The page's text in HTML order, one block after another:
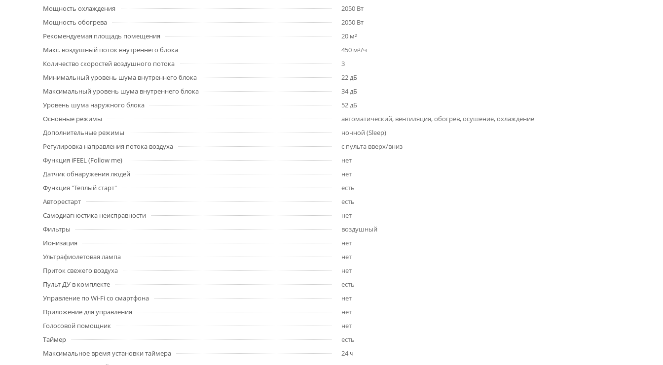
Мощность охлаждения
2050 Вт
Мощность обогрева
2050 Вт
Рекомендуемая площадь помещения
20 м²
Макс. воздушный поток внутреннего блока
450 м³/ч
Количество скоростей воздушного потока
3
Минимальный уровень шума внутреннего блока
22 дБ
Максимальный уровень шума внутреннего блока
34 дБ
Уровень шума наружного блока
52 дБ
Основные режимы
автоматический, вентиляция, обогрев, осушение, охлаждение
Дополнительные режимы
ночной (Sleep)
Регулировка направления потока воздуха
с пульта вверх/вниз
Функция iFEEL (Follow me)
нет
Датчик обнаружения людей
нет
Функция "Теплый старт"
есть
Авторестарт
есть
Самодиагностика неисправности
нет
Фильтры
воздушный
Ионизация
нет
Ультрафиолетовая лампа
нет
Приток свежего воздуха
нет
Пульт ДУ в комплекте
есть
Управление по Wi-Fi со смартфона
нет
Приложение для управления
нет
Голосовой помощник
нет
Таймер
есть
Максимальное время установки таймера
24 ч